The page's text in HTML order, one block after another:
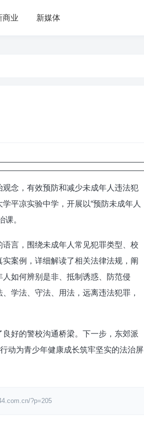
商业 新媒体
念，有效预防和减少未成年人违法犯
平凉实验中学，开展以“预防未成年人
课。
言，围绕未成年人常见犯罪类型、校
案例，详细解读了相关法律法规，阐
如何辨别是非、抵制诱惑、防范侵
学法、守法、用法，远离违法犯罪，
好的警校沟通桥梁。下一步，东郊派
动为青少年健康成长筑牢坚实的法治屏
?p=205